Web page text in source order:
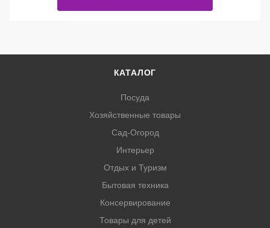
КАТАЛОГ
Посуда
Хозяйственные товары
Сад-Огород
Интерьер
Отдых и Туризм
Бытовая техника
Консервирование
Товары для детей